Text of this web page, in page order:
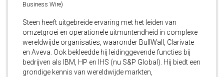
Business Wire)
Steen heeft uitgebreide ervaring met het leiden van
omzetgroei en operationele uitmuntendheid in complexe
wereldwijde organisaties, waaronder BullWall, Clarivate
en Aveva. Ook bekleedde hij leidinggevende functies bij
bedrijven als IBM, HP en IHS (nu S&P Global). Hij biedt een
grondige kennis van wereldwijde markten,